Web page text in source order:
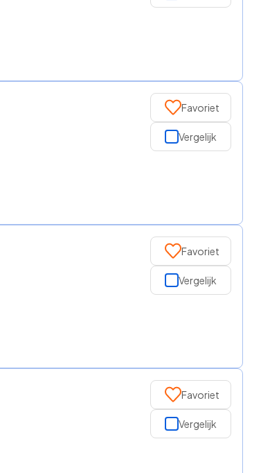
Favoriet
Vergelijk
Favoriet
Vergelijk
Favoriet
Vergelijk